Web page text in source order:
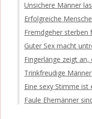
Unsichere Männer
Erfolgreiche
Fremdgeher sterben
Guter Sex macht
Fingerlänge zeigt
Trinkfreudige
Eine sexy Stimme
Faule Ehemänner